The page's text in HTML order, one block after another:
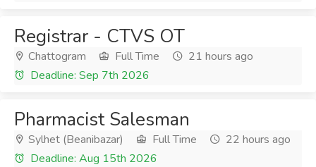
Registrar - CTVS OT
Chattogram Full Time
21 hours ago
Deadline: Sep 7th 2026
Pharmacist Salesman
Sylhet (Beanibazar) Full Time
22 hours ago
Deadline: Aug 15th 2026